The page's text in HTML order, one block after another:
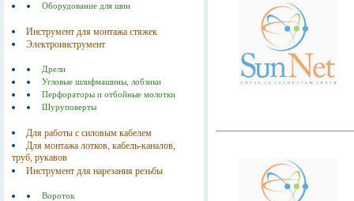
Оборудование для шин
Инструмент для монтажа стяжек
Электроинструмент
Дрели
Угловые шлифмашины, лобзики
Перфораторы и отбойные молотки
Шуруповерты
Для работы с силовым кабелем
Для монтажа лотков, кабель-каналов,
труб, рукавов
Инструмент для нарезания резьбы
Вороток